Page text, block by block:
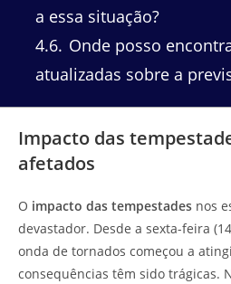
a essa situação?
4.6 Onde posso
atualizadas sobre a
Impacto das
afetados
O impacto das tempestades nos
devastador. Desde a sexta-feira
onda de tornados começou a
consequências têm sido trágicas.